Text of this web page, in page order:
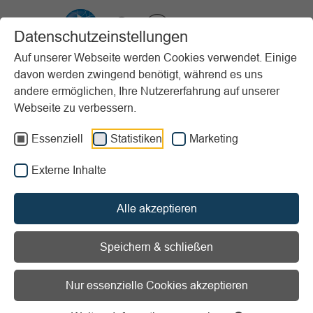
Datenschutzeinstellungen
Auf unserer Webseite werden Cookies verwendet. Einige
davon werden zwingend benötigt, während es uns
andere ermöglichen, Ihre Nutzererfahrung auf unserer
Webseite zu verbessern.
Essenziell Statistiken Marketing
Externe Inhalte
Alle akzeptieren
Speichern & schließen
Nur essenzielle Cookies akzeptieren
Startseite Unterstützung
Nachhaltigkeit im Sportverein
Best Practice Beispiele
Taschen aus alten Segeln
Vorlesen
Informationen zum Readspeaker öffnen
Mitgliederzahl:Bis 500
Taschen aus alten Segeln
Ziel: Upcycling von